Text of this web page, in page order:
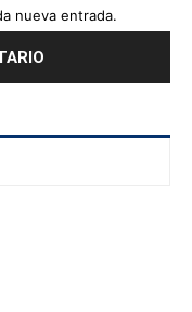
nueva entrada.